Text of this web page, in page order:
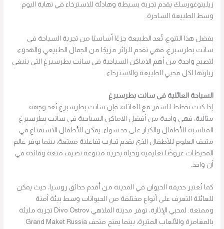
زيلينوغورسك يقدم تجربة بسيطة وهادئة للاسترخاء في نهاية اليوم
وسط الطبيعة الساحرة.
بفضل هذا التنوع، تُعد الطبيعة جزءًا أساسيًا من تجربة السياحة في
سانت بطرسبرغ، فهي تقدم للزائر مزيجًا من الجمال الطبيعي والهدوء،
لتصبح واحدة من أهم الاماكن السياحية في سانت بطرسبرغ التي ينبغي
زيارتها لكل محبي الطبيعة والاسترخاء.
السياحة العائلية في سانت بطرسبرغ
إذا كنت تخطط للسفر مع العائلة، فإن سانت بطرسبرغ تُعد وجهة
مثالية، فهي واحدة من أفضل الاماكن السياحية في سانت بطرسبرغ
المناسبة للأطفال والكبار على حد سواء. يمكن للأطفال الاستمتاع في
متحف العلوم للأطفال الذي يقدم تجارب تفاعلية ممتعة، بينما يوفر عالم
المحيطات عروضًا تعليمية وحياة بحرية متنوعة تضيف متعة وفائدة في
آن واحد.
كما تُعتبر حديقة الحيوان في المدينة من أقدم حدائق روسيا، حيث يمكن
للعائلة التعرف على أنواع مختلفة من الحيوانات وسط بيئة آمنة
وممتعة. لمحبي الإثارة، توفر مدينة الملاهي Divo Ostrov تجربة مليئة
بالمغامرة والألعاب المثيرة، بينما يمنح متحف Grand Maket Russia